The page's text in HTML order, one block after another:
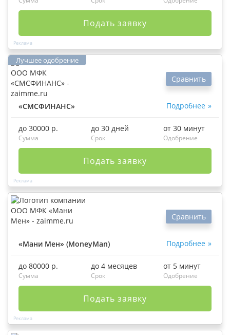
Подать заявку
«СМСФИНАНС» Подробнее
Сравнить
до 30000 р.
Сумма
до 30 дней
Срок
от 30 минут
Одобрение
Подать заявку
«Мани Мен» (MoneyMan) Подробнее
Сравнить
до 80000 р.
Сумма
до 4 месяцев
Срок
от 5 минут
Одобрение
Подать заявку